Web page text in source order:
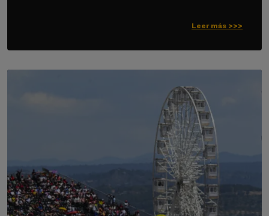
Leer más >>>